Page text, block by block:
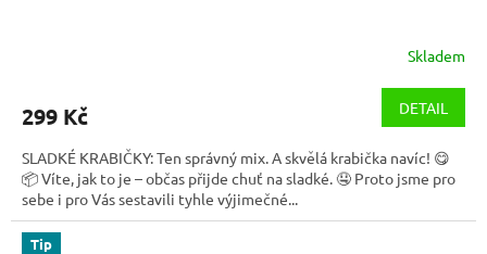
Skladem
299 Kč DETAIL
SLADKÉ KRABIČKY: Ten správný mix. A skvělá krabička navíc! 😋
📦 Víte, jak to je – občas přijde chuť na sladké. 🤤 Proto jsme pro
sebe i pro Vás sestavili tyhle výjimečné...
Tip